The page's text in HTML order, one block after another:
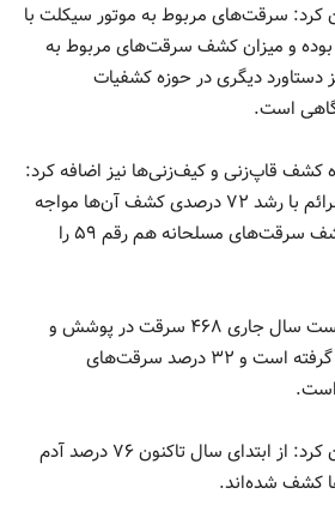
کرد: سرقت‌های مربوط به موتور سیکلت با
روبرو بوده و میزان کشف سرقت‌های مربوط به
۱۵ درصد نیز دستاورد دیگری در حوزه کشفیات
است.
کشف قاپ‌زنی و کیف‌زنی‌ها نیز اضافه کرد:
در خصوص این مدل از جرائم با رشد ۷۲ درصدی کشف آن‌ها مواجه
بودیم و آمار مربوط به کشف سرقت‌های مسلحانه هم رقم ۵۹ را
وی تاکید کرد: در نیمه نخست سال جاری ۴۶۸ سرقت در پوشش و
تحت عنوان مامور صورت گرفته است و ۳۲ درصد سرقت‌های
سخنگوی فراجا خاطرنشان کرد: از ابتدای سال تاکنون ۷۶ درصد آدم